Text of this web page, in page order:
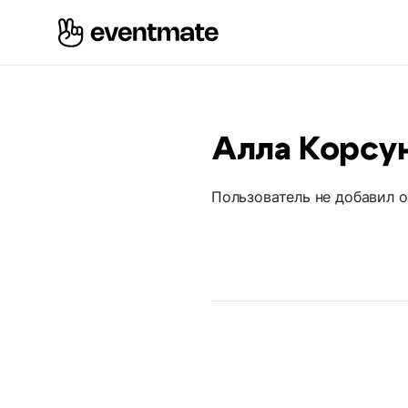
Алла
Пользователь не добавил